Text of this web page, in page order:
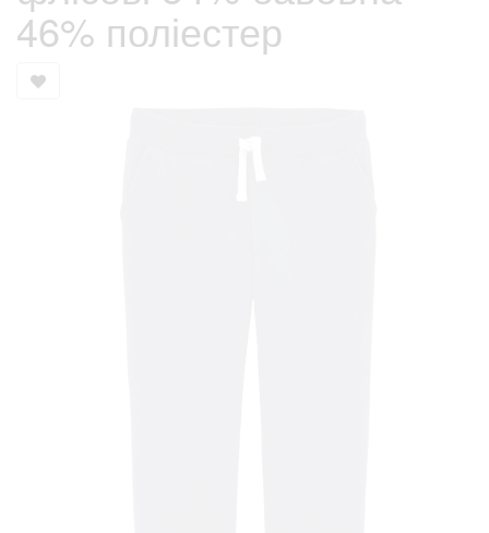
46% поліестер